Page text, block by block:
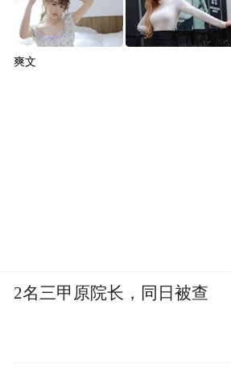
爽文
2名三甲原院长，同日被查